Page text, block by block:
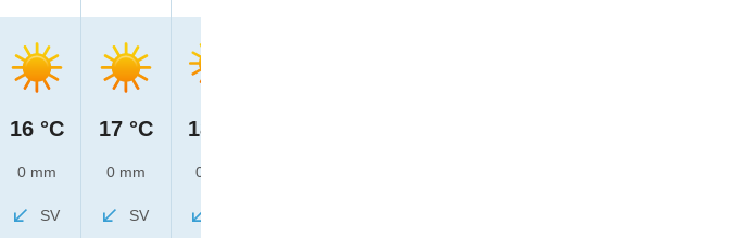
16 °C
0 mm
SV
17 °C
0 mm
SV
18 °C
0 mm